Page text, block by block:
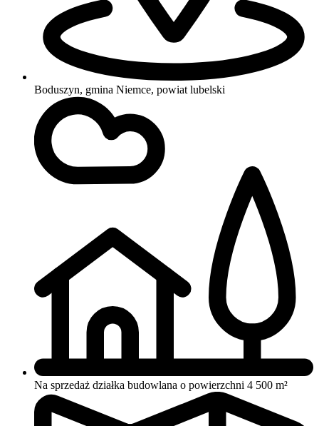
Boduszyn, gmina Niemce, powiat lubelski
Na sprzedaż działka budowlana o powierzchni 4 500 m²